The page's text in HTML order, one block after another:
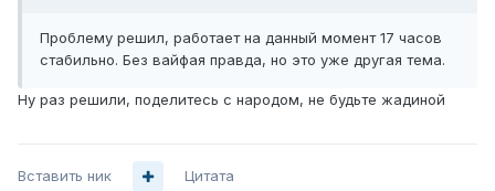
Проблему решил, работает на данный момент 17 часов
стабильно. Без вайфая правда, но это уже другая тема.
Ну раз решили, поделитесь с народом, не будьте жадиной
Вставить ник Цитата